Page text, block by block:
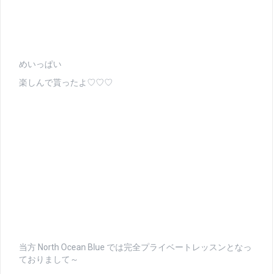
めいっぱい
楽しんで貰ったよ♡♡♡
当方 North Ocean Blue では完全プライベートレッスンとなっ
ておりまして～